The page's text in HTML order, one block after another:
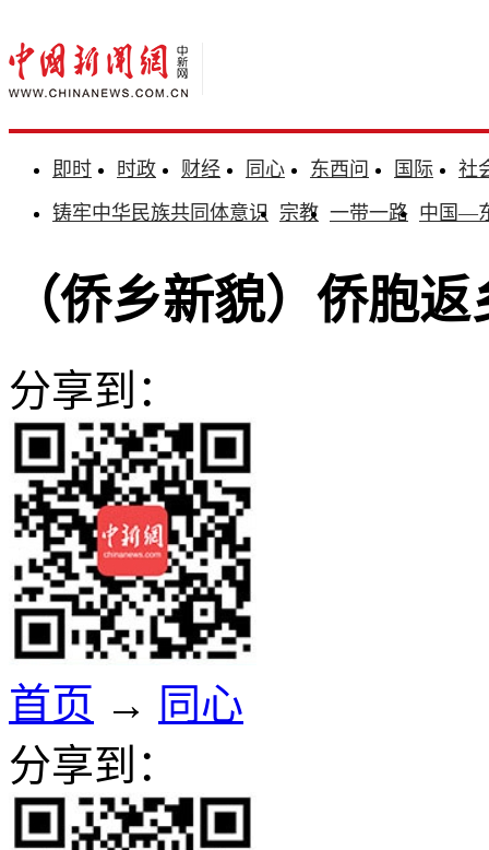
即时 时政 财经 同心 东西问 国际
社
铸牢中华民族共同体意识 宗教 一带一路 中国—
（侨乡新貌）侨胞
分享到：
首页 → 同心
分享到：